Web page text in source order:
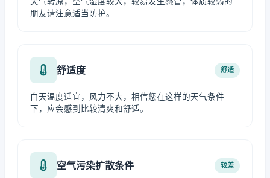
朋友请注意适当防护。
舒适度 舒适
白天温度适宜，风力不大，相信您在这样的天气条件
下，应会感到比较清爽和舒适。
空气污染扩散条件 较差